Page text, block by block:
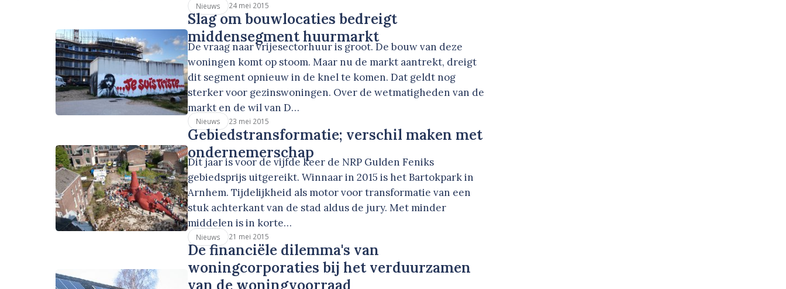
Nieuws 24 mei 2015
Slag om bouwlocaties bedreigt
middensegment huurmarkt
De vraag naar vrijesectorhuur is groot. De bouw van deze
woningen komt op stoom. Maar nu de markt aantrekt, dreigt
dit segment opnieuw in de knel te komen. Dat geldt nog
sterker voor gezinswoningen. Over de wetmatigheden van de
markt en de wil van D…
Nieuws 23 mei 2015
Gebiedstransformatie; verschil maken met
ondernemerschap
Dit jaar is voor de vijfde keer de NRP Gulden Feniks
gebiedsprijs uitgereikt. Winnaar in 2015 is het Bartokpark in
Arnhem. Tijdelijkheid als motor voor transformatie van een
stuk achterkant van de stad aldus de jury. Met minder
middelen is in korte…
Nieuws 21 mei 2015
De financiële dilemma's van
woningcorporaties bij het verduurzamen
van de woningvoorraad